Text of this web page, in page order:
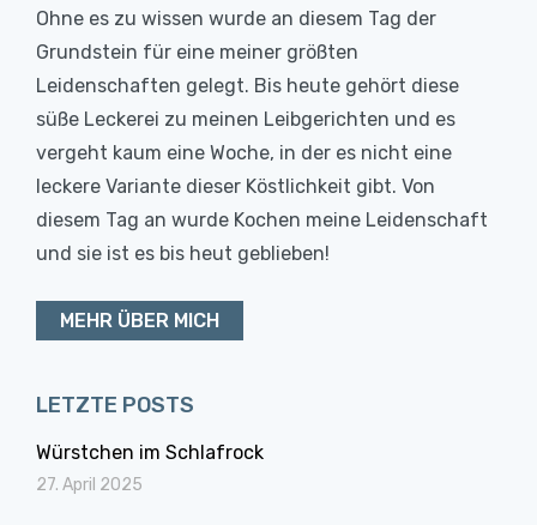
Ohne es zu wissen wurde an diesem Tag der
Grundstein für eine meiner größten
Leidenschaften gelegt. Bis heute gehört diese
süße Leckerei zu meinen Leibgerichten und es
vergeht kaum eine Woche, in der es nicht eine
leckere Variante dieser Köstlichkeit gibt. Von
diesem Tag an wurde Kochen meine Leidenschaft
und sie ist es bis heut geblieben!
MEHR ÜBER MICH
LETZTE POSTS
Würstchen im Schlafrock
27. April 2025